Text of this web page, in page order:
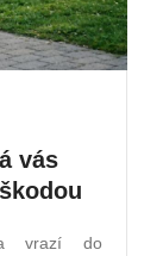
vás
vrazí do